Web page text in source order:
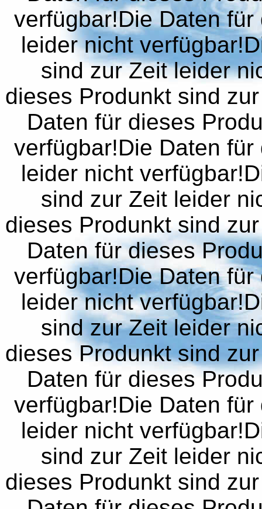
verfügbar!Die Daten
leider nicht
sind zur Zeit leider
dieses Produnkt sind
Daten für dieses
verfügbar!Die Daten
leider nicht
sind zur Zeit leider
dieses Produnkt sind
Daten für dieses
verfügbar!Die Daten
leider nicht
sind zur Zeit leider
dieses Produnkt sind
Daten für dieses
verfügbar!Die Daten
leider nicht
sind zur Zeit leider
dieses Produnkt sind